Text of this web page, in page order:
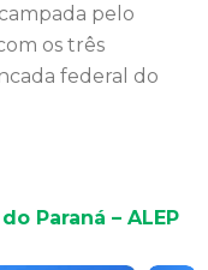
pelo
os três
federal do
Paraná – ALEP